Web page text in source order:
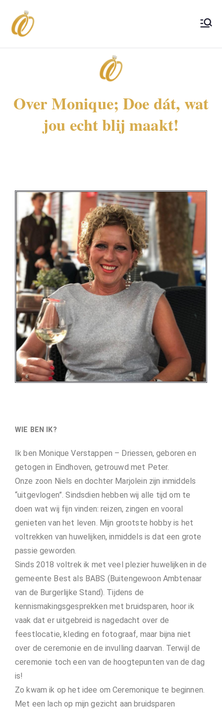
Over Monique; Doe dát, wat
jou echt blij maakt!
WIE BEN IK?
Ik ben Monique Verstappen – Driessen, geboren en
getogen in Eindhoven, getrouwd met Peter.
Onze zoon Niels en dochter Marjolein zijn inmiddels
“uitgevlogen”. Sindsdien hebben wij alle tijd om te
doen wat wij fijn vinden: reizen, zingen en vooral
genieten van het leven. Mijn grootste hobby is het
voltrekken van huwelijken, inmiddels is dat een grote
passie geworden.
Sinds 2018 voltrek ik met veel plezier huwelijken in de
gemeente Best als BABS (Buitengewoon Ambtenaar
van de Burgerlijke Stand). Tijdens de
kennismakingsgesprekken met bruidsparen, hoor ik
vaak dat er uitgebreid is nagedacht over de
feestlocatie, kleding en fotograaf, maar bijna niet
over de ceremonie en de invulling daarvan. Terwijl de
ceremonie toch een van de hoogtepunten van de dag
is!
Zo kwam ik op het idee om Ceremonique te beginnen.
Met een lach op mijn gezicht aan bruidsparen